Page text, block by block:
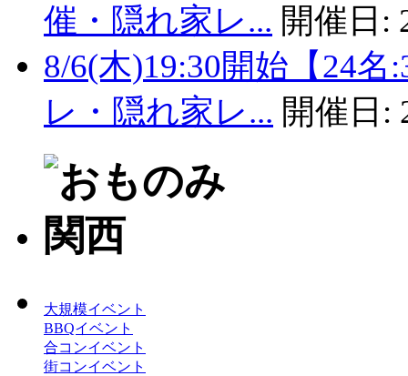
催・隠れ家レ... 開催日:
8/6(木)19:30開始【24
レ・隠れ家レ... 開催日:
大規模イベント
BBQイベント
合コンイベント
街コンイベント